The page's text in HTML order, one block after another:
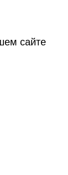
сайте